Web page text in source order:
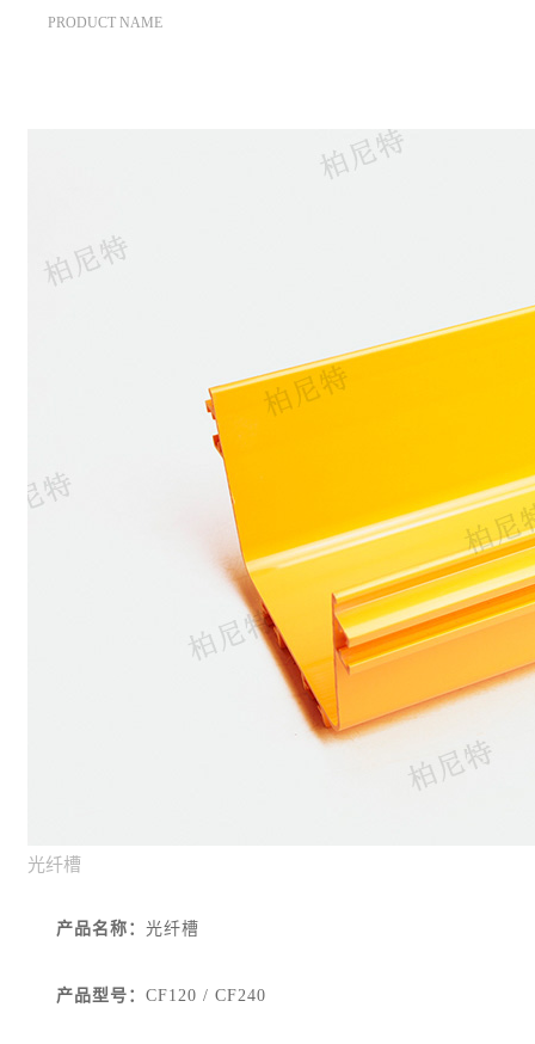
PRODUCT NAME
光纤槽
产品名称： 光纤槽
产品型号： CF120 / CF240